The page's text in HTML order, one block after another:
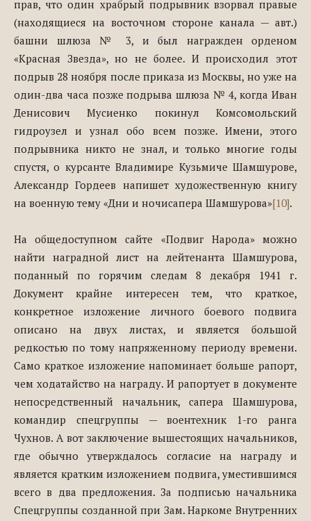
прав, что один храбрый подрывник взорвал правые
(находящиеся на восточном стороне канала — авт.)
башни шлюза № 3, и был награжден орденом
«Красная Звезда», но не более. И происходил этот
подрыв 28 ноября после приказа из Москвы, но уже на
один-два часа позже подрыва шлюза № 4, когда Иван
Денисович Мусиенко покинул Комсомольский
гидроузел и узнал обо всем позже. Имени, этого
подрывника никто не знал, и только многие годы
спустя, о курсанте Владимире Кузьмиче Шамшурове,
Александр Гордеев напишет художественную книгу
на военную тему «Дни и ночисапера Шамшурова»[10].
На общедоступном сайте «Подвиг Народа» можно
найти наградной лист на лейтенанта Шамшурова,
поданный по горячим следам 8 декабря 1941 г.
Документ крайне интересен тем, что краткое,
конкретное изложение личного боевого подвига
описано на двух листах, и является большой
редкостью по тому напряженному периоду времени.
Само краткое изложение напоминает больше рапорт,
чем ходатайство на награду. И рапортует в документе
непосредственный начальник, сапера Шамшурова,
командир спецгруппы — воентехник 1-го ранга
Чухнов. А вот заключение вышестоящих начальников,
где обычно утверждалось согласие на награду и
является кратким изложением подвига, уместившимся
всего в два предложения. За подписью начальника
Спецгруппы созданной при Зам. Наркоме Внутренних